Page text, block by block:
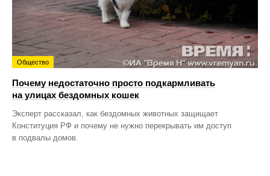
Общество
Почему недостаточно просто подкармливать
на улицах бездомных кошек
Эксперт рассказал, как бездомных животных защищает
Конституция РФ и почему не нужно перекрывать им доступ
в подвалы домов.